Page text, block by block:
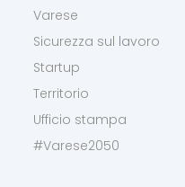
Varese
Sicurezza sul lavoro
Startup
Territorio
Ufficio stampa
#Varese2050